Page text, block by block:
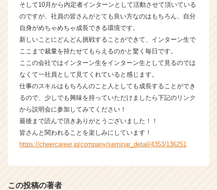
e
r
C
a
r
e
e
そして10月から内定者インターンとして活動させて頂いている
のですが、社員の皆さんがとても良い方なのはもちろん、自分
自身がめちゃめちゃ成長できる環境です。
新しいことにどんどん挑戦することができて、インターン生で
ここまで裁量を持たせてもらえるのかと驚く毎日です。
ここの会社ではインターン生をインターン生として見るのでは
なくて一社員として見てくれていると感じます。
仕事のスキルはもちろんのこと人としても成長することができ
るので、少しでも興味を持っていただけましたら下記のリンク
から説明会に参加してみてください！
最後まで読んで頂きありがとうございました！！
皆さんと関われることを楽しみにしています！
https://cheercareer.jp/company/seminar_detail/4353/136251
この投稿の著者